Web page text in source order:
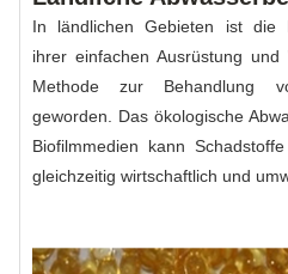
In ländlichen Gebieten ist die
ihrer einfachen Ausrüstung
Methode zur Behandlung
geworden. Das ökologische
Biofilmmedien kann
gleichzeitig wirtschaftlich und